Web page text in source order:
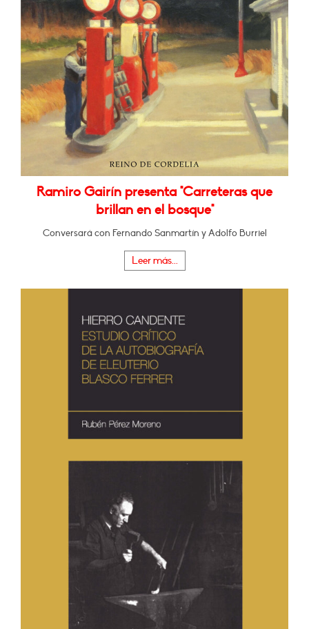
Ramiro Gairín presenta "Carreteras que
brillan en el bosque"
Conversará con Fernando Sanmartín y Adolfo Burriel
Leer más...